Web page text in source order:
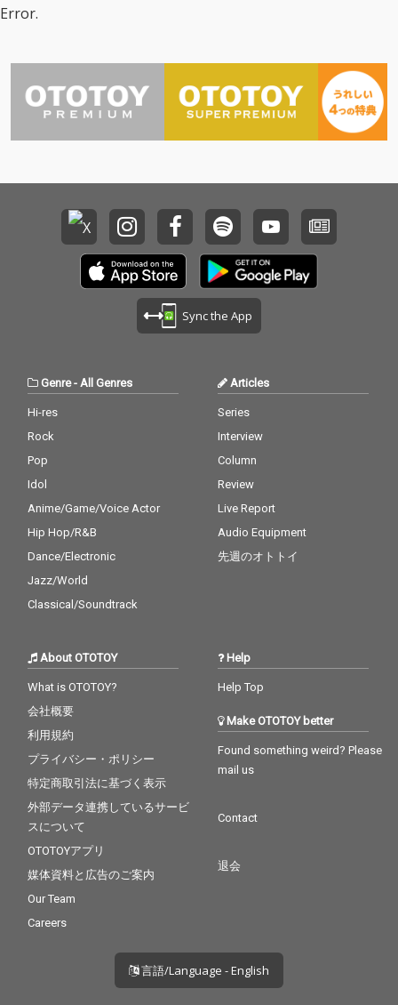
Error.
Sync the App
Genre- All Genres
Hi-res
Rock
Pop
Idol
Anime/Game/Voice Actor
Hip Hop/R&B
Dance/Electronic
Jazz/World
Classical/Soundtrack
Articles
Series
Interview
Column
Review
Live Report
Audio Equipment
先週のオトトイ
About OTOTOY
What is OTOTOY?
会社概要
利用規約
プライバシー・ポリシー
特定商取引法に基づく表示
外部データ連携しているサービ
スについて
OTOTOYアプリ
媒体資料と広告のご案内
Our Team
Careers
Help
Help Top
Make OTOTOY better
Found something weird? Please
mail us
Contact
退会
言語/Language - English